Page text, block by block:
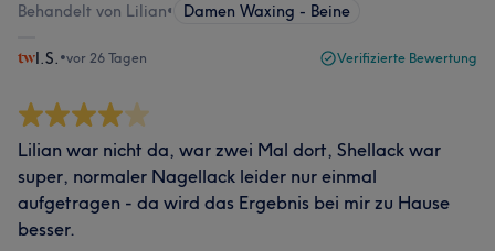
Behandelt von Lilian• Damen Waxing - Beine
I.S. •vor 26 Tagen Verifizierte Bewertung
Lilian war nicht da, war zwei Mal dort, Shellack war
super, normaler Nagellack leider nur einmal
aufgetragen - da wird das Ergebnis bei mir zu Hause
besser.